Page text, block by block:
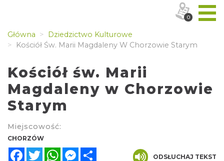
Główna
Dziedzictwo Kulturowe
Kościół Św. Marii Magdaleny W Chorzowie Starym
Kościół św. Marii
Magdaleny w Chorzowie
Starym
Miejscowość:
CHORZÓW
FacebookTwitterWhatsAppMessenger
ODSŁUCHAJ TEKST
0